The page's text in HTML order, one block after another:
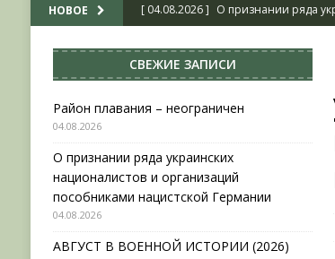
НОВОЕ [ 04.08.2026 ] О признании ряда
[ 31.07.2026 ] АВГУСТ В ВОЕННОЙ
Возрождая
[ 04.08.2026 ] Район плавания –
СВЕЖИЕ ЗАПИСИ
Район плавания – неограничен
04.08.2026
О признании ряда украинских
националистов и организаций
пособниками нацистской Германии
04.08.2026
АВГУСТ В ВОЕННОЙ ИСТОРИИ (2026)